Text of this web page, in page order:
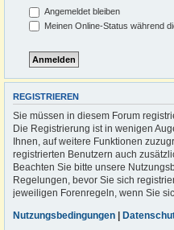
Angemeldet bleiben
Meinen Online-Status während
REGISTRIEREN
Sie müssen in diesem Forum
Die Registrierung ist in wenigen
Ihnen, auf weitere Funktionen
registrierten Benutzern auch
Beachten Sie bitte unsere
Regelungen, bevor Sie sich
jeweiligen Forenregeln, wenn Sie
Nutzungsbedingungen |